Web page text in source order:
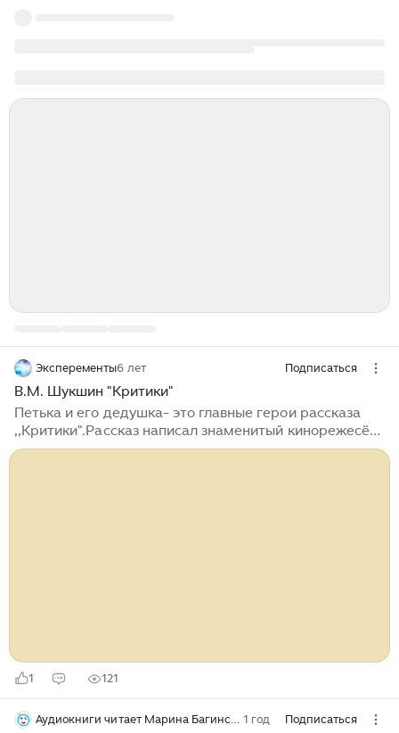
Эксперементы6 лет Подписаться
В.М. Шукшин "Критики"
Петька и его дедушка- это главные герои рассказа
,,Критики".Рассказ написал знаменитый кинорежесёр-
Василий Макарович Шукшин. По названию можно
1 121
Аудиокниги читает Марина Багинская 1 год Подписаться